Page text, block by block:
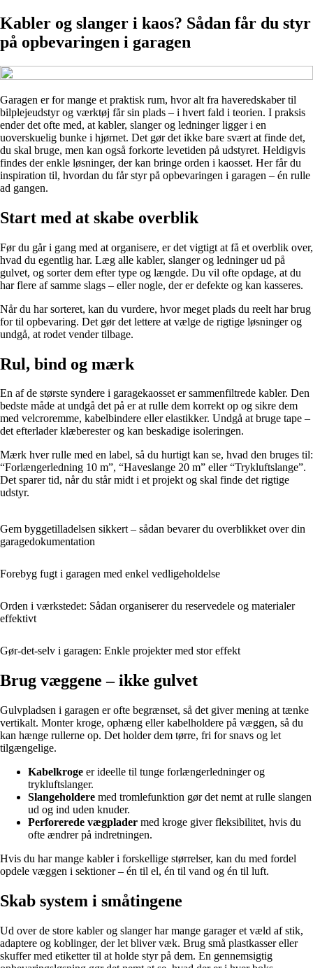
Kabler og slanger i kaos? Sådan får du styr
på opbevaringen i garagen
Garagen er for mange et praktisk rum, hvor alt fra haveredskaber til
bilplejeudstyr og værktøj får sin plads – i hvert fald i teorien. I praksis
ender det ofte med, at kabler, slanger og ledninger ligger i en
uoverskuelig bunke i hjørnet. Det gør det ikke bare svært at finde det,
du skal bruge, men kan også forkorte levetiden på udstyret. Heldigvis
findes der enkle løsninger, der kan bringe orden i kaosset. Her får du
inspiration til, hvordan du får styr på opbevaringen i garagen – én rulle
ad gangen.
Start med at skabe overblik
Før du går i gang med at organisere, er det vigtigt at få et overblik over,
hvad du egentlig har. Læg alle kabler, slanger og ledninger ud på
gulvet, og sorter dem efter type og længde. Du vil ofte opdage, at du
har flere af samme slags – eller nogle, der er defekte og kan kasseres.
Når du har sorteret, kan du vurdere, hvor meget plads du reelt har brug
for til opbevaring. Det gør det lettere at vælge de rigtige løsninger og
undgå, at rodet vender tilbage.
Rul, bind og mærk
En af de største syndere i garagekaosset er sammenfiltrede kabler. Den
bedste måde at undgå det på er at rulle dem korrekt op og sikre dem
med velcroremme, kabelbindere eller elastikker. Undgå at bruge tape –
det efterlader klæberester og kan beskadige isoleringen.
Mærk hver rulle med en label, så du hurtigt kan se, hvad den bruges til:
“Forlængerledning 10 m”, “Haveslange 20 m” eller “Trykluftslange”.
Det sparer tid, når du står midt i et projekt og skal finde det rigtige
udstyr.
Gem byggetilladelsen sikkert – sådan bevarer du overblikket over din
garagedokumentation
Forebyg fugt i garagen med enkel vedligeholdelse
Orden i værkstedet: Sådan organiserer du reservedele og materialer
effektivt
Gør-det-selv i garagen: Enkle projekter med stor effekt
Brug væggene – ikke gulvet
Gulvpladsen i garagen er ofte begrænset, så det giver mening at tænke
vertikalt. Monter kroge, ophæng eller kabelholdere på væggen, så du
kan hænge rullerne op. Det holder dem tørre, fri for snavs og let
tilgængelige.
Kabelkroge er ideelle til tunge forlængerledninger og
trykluftslanger.
Slangeholdere med tromlefunktion gør det nemt at rulle slangen
ud og ind uden knuder.
Perforerede vægplader med kroge giver fleksibilitet, hvis du
ofte ændrer på indretningen.
Hvis du har mange kabler i forskellige størrelser, kan du med fordel
opdele væggen i sektioner – én til el, én til vand og én til luft.
Skab system i småtingene
Ud over de store kabler og slanger har mange garager et væld af stik,
adaptere og koblinger, der let bliver væk. Brug små plastkasser eller
skuffer med etiketter til at holde styr på dem. En gennemsigtig